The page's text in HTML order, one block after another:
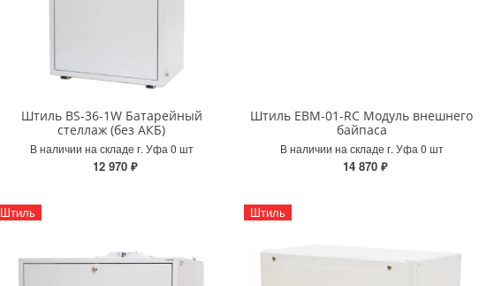
Штиль BS-36-1W Батарейный
стеллаж (без АКБ)
В наличии на складе г. Уфа 0 шт
12 970 ₽
Штиль EBM-01-RC Модуль внешнего
байпаса
В наличии на складе г. Уфа 0 шт
14 870 ₽
Штиль
Штиль